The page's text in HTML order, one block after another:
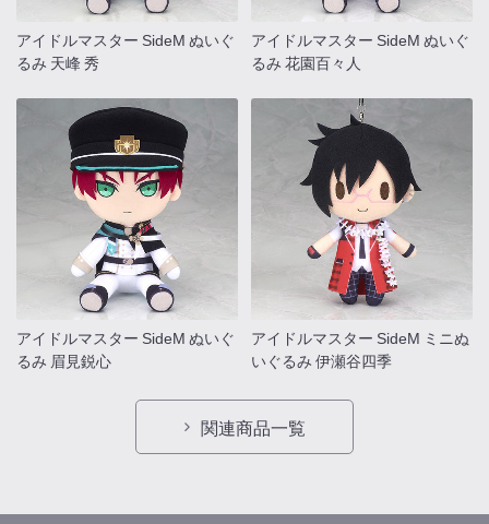
アイドルマスター SideM ぬいぐ
るみ 天峰 秀
アイドルマスター SideM ぬいぐ
るみ 花園百々人
アイドルマスター SideM ぬいぐ
るみ 眉見鋭心
アイドルマスター SideM ミニぬ
いぐるみ 伊瀬谷四季
関連商品一覧